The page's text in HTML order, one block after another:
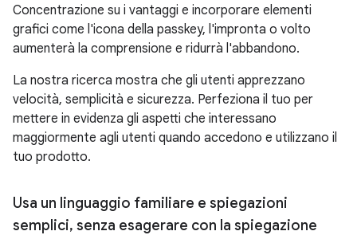
Concentrazione su i vantaggi e incorporare elementi
grafici come l'icona della passkey, l'impronta o volto
aumenterà la comprensione e ridurrà l'abbandono.
La nostra ricerca mostra che gli utenti apprezzano
velocità, semplicità e sicurezza. Perfeziona il tuo per
mettere in evidenza gli aspetti che interessano
maggiormente agli utenti quando accedono e utilizzano il
tuo prodotto.
Usa un linguaggio familiare e spiegazioni
semplici, senza esagerare con la spiegazione